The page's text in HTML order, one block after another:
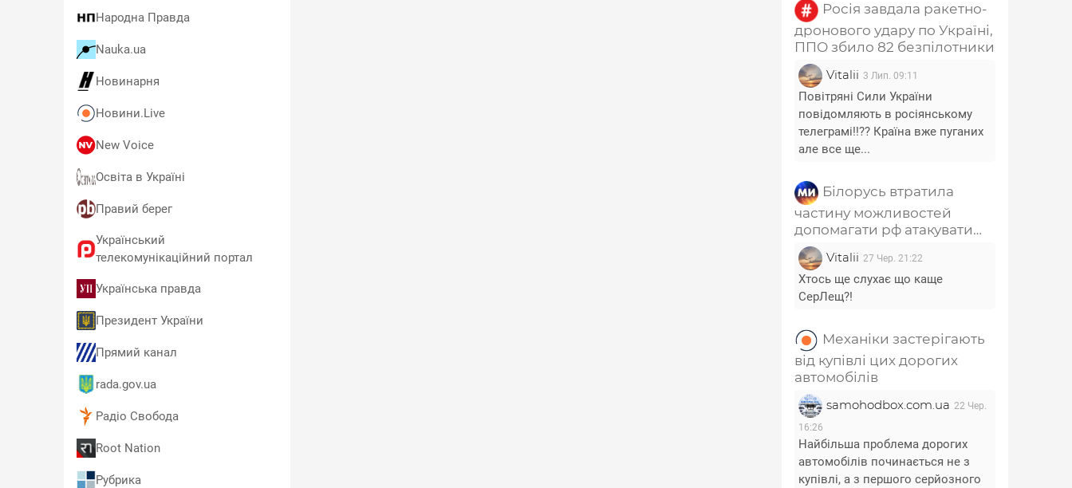
Народна Правда
Nauka.ua
Новинарня
Новини.Live
New Voice
Освіта в Україні
Правий берег
Український
телекомунікаційний портал
Українська правда
Президент України
Прямий канал
rada.gov.ua
Радіо Свобода
Root Nation
Рубрика
Росія завдала ракетно-
дронового удару по Україні,
ППО збило 82 безпілотники
Vitalii 3 Лип. 09:11
Повітряні Сили України
повідомляють в росіянському
телеграмі!!?? Країна вже пуганих
але все ще...
Білорусь втратила
частину можливостей
допомагати рф атакувати
Україну - Лещенко
Vitalii 27 Чер. 21:22
Хтось ще слухає що каще
СерЛещ?!
Механіки застерігають
від купівлі цих дорогих
автомобілів
samohodbox.com.ua 22 Чер.
16:26
Найбільша проблема дорогих
автомобілів починається не з
купівлі, а з першого серйозного